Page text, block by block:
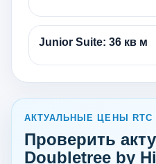
Junior Suite: 36 кв м
АКТУАЛЬНЫЕ ЦЕНЫ RTC
Проверить
Doubletree by